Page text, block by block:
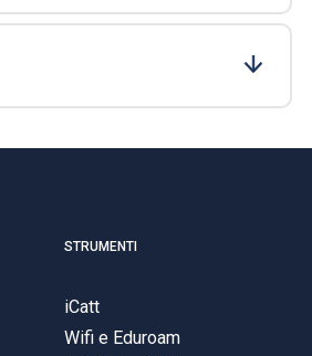
STRUMENTI
iCatt
Wifi e Eduroam